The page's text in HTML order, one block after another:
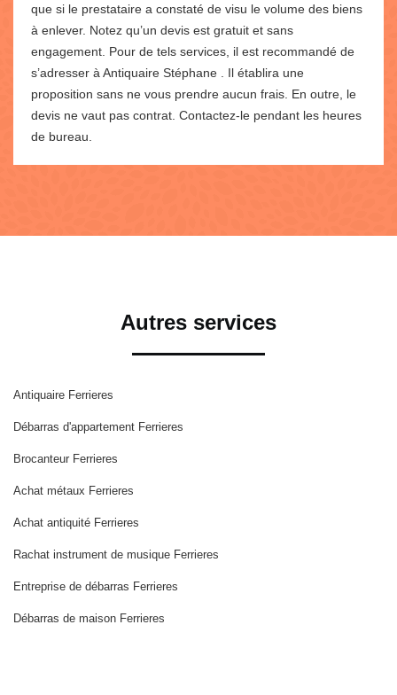
que si le prestataire a constaté de visu le volume des biens
à enlever. Notez qu’un devis est gratuit et sans
engagement. Pour de tels services, il est recommandé de
s’adresser à Antiquaire Stéphane . Il établira une
proposition sans ne vous prendre aucun frais. En outre, le
devis ne vaut pas contrat. Contactez-le pendant les heures
de bureau.
Autres services
Antiquaire Ferrieres
Débarras d'appartement Ferrieres
Brocanteur Ferrieres
Achat métaux Ferrieres
Achat antiquité Ferrieres
Rachat instrument de musique Ferrieres
Entreprise de débarras Ferrieres
Débarras de maison Ferrieres